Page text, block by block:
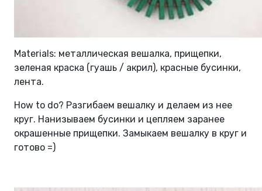
Materials: металлическая вешалка, прищепки,
зеленая краска (гуашь / акрил), красные бусинки,
лента.
How to do? Разгибаем вешалку и делаем из нее
круг. Нанизываем бусинки и цепляем заранее
окрашенные прищепки. Замыкаем вешалку в круг и
готово =)